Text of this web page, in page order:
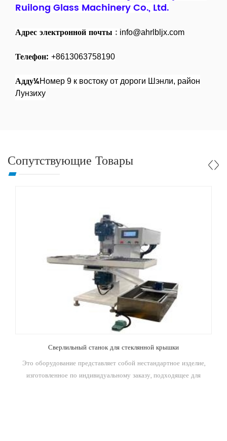
Ruilong Glass Machinery Co., Ltd.
Адрес электронной почты : info@ahrlbljx.com
Телефон: +8613063758190
Адду¼Номер 9 к востоку от дороги Шэнли, район
Лунзиху
Сопутствующие Товары
Сверлильный станок для стеклянной крышки
Это оборудование представляет собой нестандартное изделие,
изготовленное по индивидуальному заказу, подходящее для